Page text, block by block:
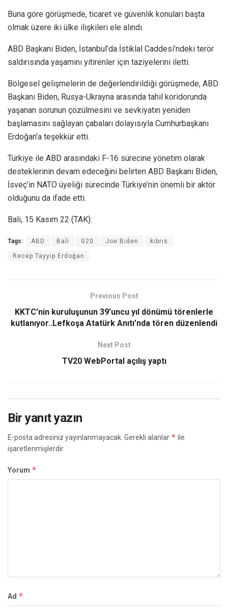
Buna göre görüşmede, ticaret ve güvenlik konuları başta
olmak üzere iki ülke ilişkileri ele alındı.
ABD Başkanı Biden, İstanbul’da İstiklal Caddesi’ndeki terör
saldırısında yaşamını yitirenler için taziyelerini iletti.
Bölgesel gelişmelerin de değerlendirildiği görüşmede, ABD
Başkanı Biden, Rusya-Ukrayna arasında tahıl koridorunda
yaşanan sorunun çözülmesini ve sevkiyatın yeniden
başlamasını sağlayan çabaları dolayısıyla Cumhurbaşkanı
Erdoğan’a teşekkür etti.
Türkiye ile ABD arasındaki F-16 sürecine yönetim olarak
desteklerinin devam edeceğini belirten ABD Başkanı Biden,
İsveç’in NATO üyeliği sürecinde Türkiye’nin önemli bir aktör
olduğunu da ifade etti.
Bali, 15 Kasım 22 (TAK):
Tags: ABD Bali G20 Joe Biden kıbrıs
Recep Tayyip Erdoğan
Previous Post
KKTC’nin kuruluşunun 39’uncu yıl dönümü törenlerle
kutlanıyor..Lefkoşa Atatürk Anıtı’nda tören düzenlendi
Next Post
TV20 WebPortal açılış yaptı
Bir yanıt yazın
E-posta adresiniz yayınlanmayacak. Gerekli alanlar * ile
işaretlenmişlerdir
Yorum *
Ad *